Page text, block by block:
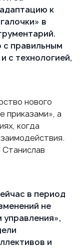
к
в
с правильным
с технологией,
нового
приказами», а
когда
Станислав
в период
не
управления»,
и